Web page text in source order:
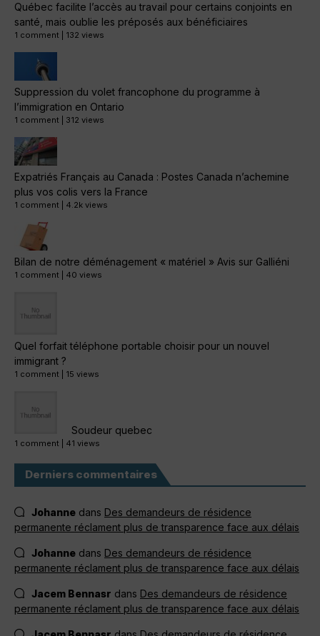
Québec facilite l’accès au travail pour certains conjoints en
santé, mais oublie les préposés aux bénéficiaires
1 comment 132 views
Suppression du volet francophone du programme à
l’immigration en Ontario
1 comment 312 views
Expatriés Français au Canada : Postes Canada n’achemine
plus vos colis vers la France
1 comment 4.2k views
Bilan de notre déménagement « matériel » Avis sur Galliéni
1 comment 40 views
Quel forfait téléphone portable choisir pour un nouvel
immigrant ?
1 comment 15 views
Soudeur quebec
1 comment 41 views
Derniers commentaires
Johanne dans Des demandeurs de résidence
permanente réclament plus de transparence face aux délais
Johanne dans Des demandeurs de résidence
permanente réclament plus de transparence face aux délais
Jacem Bennasr dans Des demandeurs de résidence
permanente réclament plus de transparence face aux délais